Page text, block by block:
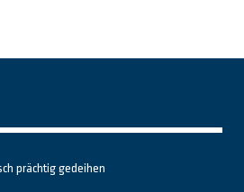
prächtig gedeihen